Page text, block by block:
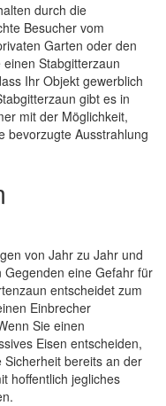
durch die
Besucher vom
Garten oder den
Stabgitterzaun
Ihr Objekt gewerblich
gibt es in
mit der Möglichkeit,
bevorzugte Ausstrahlung
von Jahr zu Jahr und
eine Gefahr für
entscheidet zum
Einbrecher
Sie einen
Eisen entscheiden,
bereits an der
hoffentlich jegliches